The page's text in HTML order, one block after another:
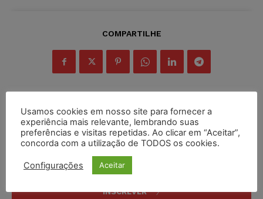
COMPARTILHE
Inscreva-se
INSCREVER
Usamos cookies em nosso site para fornecer a
experiência mais relevante, lembrando suas
preferências e visitas repetidas. Ao clicar em “Aceitar”,
concorda com a utilização de TODOS os cookies.
Configurações Aceitar